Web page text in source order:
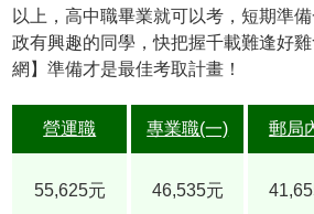
以上，高中職畢業就可以考，短期準
政有興趣的同學，快把握千載難逢好
網】準備才是最佳考取計畫！
營運職 專業職(一) 郵局
55,625元 46,535元